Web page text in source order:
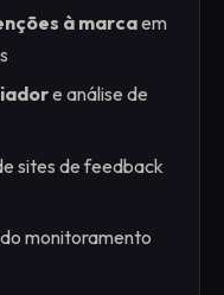
à marcaem
e análise de
sites de feedback
monitoramento